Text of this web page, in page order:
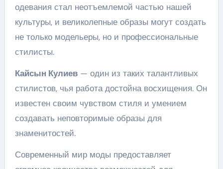
одевания стал неотъемлемой частью нашей
культуры, и великолепные образы могут создать
не только модельеры, но и профессиональные
стилисты.
Кайсын Кулиев— один из таких талантливых
стилистов, чья работа достойна восхищения. Он
известен своим чувством стиля и умением
создавать неповторимые образы для
знаменитостей.
Современный мир моды предоставляет